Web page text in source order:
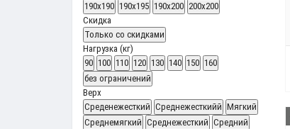
190x190 190x195 190x200 200x200
Скидка
Только со cкидками
Нагрузка (кг)
90 100 110 120 130 140 150 160
без ограничений
Верх
Среденежесткий Среднежесткийй Мягкий
Среднемягкий Среднежесткий Средний